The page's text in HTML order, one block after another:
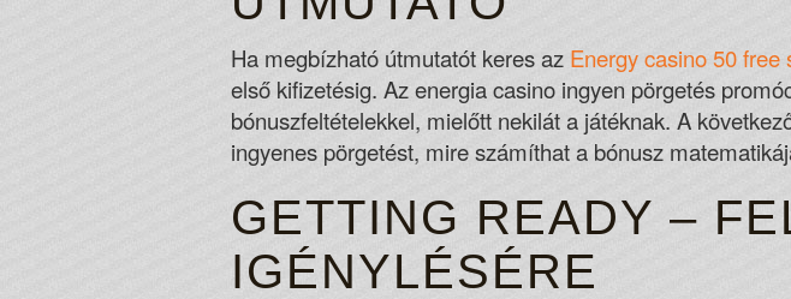
Free
Since
supported
Grand
While
provider
Ha megbízható útmutatót keres az Energy casino 50 free
első kifizetésig. Az energia casino ingyen pörgetés
bónuszfeltételekkel, mielőtt nekilát a játéknak. A
ingyenes pörgetést, mire számíthat a bónusz
GETTING READY –
IGÉNYLÉSÉRE